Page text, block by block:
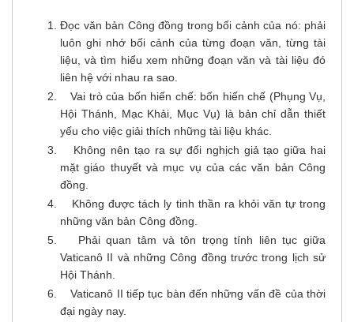
Đọc văn bản Công đồng trong bối cảnh của nó: phải
luôn ghi nhớ bối cảnh của từng đoạn văn, từng tài
liệu, và tìm hiểu xem những đoạn văn và tài liệu đó
liên hệ với nhau ra sao.
Vai trò của bốn hiến chế: bốn hiến chế (Phụng Vụ,
Hội Thánh, Mạc Khải, Mục Vụ) là bản chỉ dẫn thiết
yếu cho việc giải thích những tài liệu khác.
Không nên tạo ra sự đối nghịch giả tạo giữa hai
mặt giáo thuyết và mục vụ của các văn bản Công
đồng.
Không được tách ly tinh thần ra khỏi văn tự trong
những văn bản Công đồng.
Phải quan tâm và tôn trọng tính liên tục giữa
Vaticanô II và những Công đồng trước trong lịch sử
Hội Thánh.
Vaticanô II tiếp tục bàn đến những vấn đề của thời
đại ngày nay.